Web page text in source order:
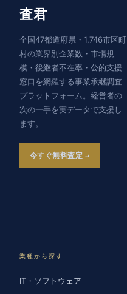
査君
全国47都道府県・1,746市区町
村の業界別企業数・市場規
模・後継者不在率・公的支援
窓口を網羅する事業承継調査
プラットフォーム。経営者の
次の一手を実データで支援し
ます。
今すぐ無料査定
業種から探す
IT・ソフトウェア